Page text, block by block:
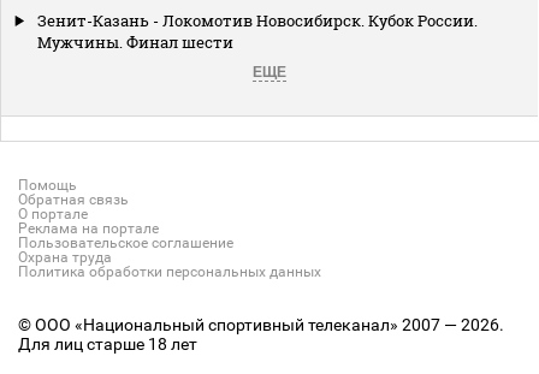
Зенит-Казань - Локомотив Новосибирск. Кубок России.
Мужчины. Финал шести
ЕЩЕ
Помощь
Обратная связь
О портале
Реклама на портале
Пользовательское соглашение
Охрана труда
Политика обработки персональных данных
© ООО «Национальный спортивный телеканал» 2007 — 2026.
Для лиц старше 18 лет